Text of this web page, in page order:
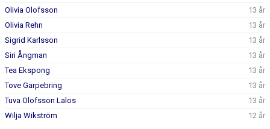
Olivia Olofsson
13 år
Olivia Rehn
13 år
Sigrid Karlsson
13 år
Siri Ångman
13 år
Tea Ekspong
13 år
Tove Garpebring
13 år
Tuva Olofsson Lalos
13 år
Wilja Wikström
12 år